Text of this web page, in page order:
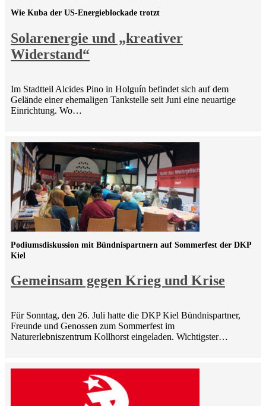
Solarenergie und „kreativer
Widerstand“
Wie Kuba der US-Energieblockade trotzt
Im Stadtteil Alcides Pino in Holguín befindet sich auf dem
Gelände einer ehemaligen Tankstelle seit Juni eine neuartige
Einrichtung. Wo…
Gemeinsam gegen Krieg und Krise
Podiumsdiskussion mit Bündnispartnern auf Sommerfest der DKP
Kiel
Für Sonntag, den 26. Juli hatte die DKP Kiel Bündnispartner,
Freunde und Genossen zum Sommerfest im
Naturerlebniszentrum Kollhorst eingeladen. Wichtigster…